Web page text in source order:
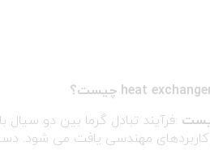
:فرآیند تبادل گرما بین دو
کاربردهای مهندسی یافت می شود.